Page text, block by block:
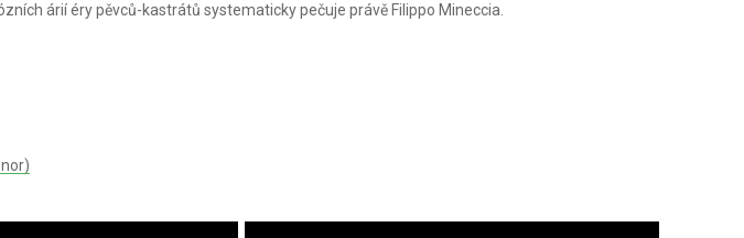
árií éry pěvců-kastrátů systematicky pečuje právě Filippo Mineccia.